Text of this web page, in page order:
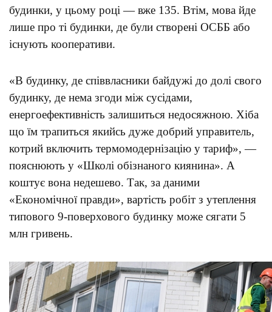
будинки, у цьому році — вже 135. Втім, мова йде
лише про ті будинки, де були створені ОСББ або
існують кооперативи.
«В будинку, де співвласники байдужі до долі свого
будинку, де нема згоди між сусідами,
енергоефективність залишиться недосяжною. Хіба
що їм трапиться якийсь дуже добрий управитель,
котрий включить термомодернізацію у тариф», —
пояснюють у «Школі обізнаного киянина». А
коштує вона недешево. Так, за даними
«Економічної правди», вартість робіт з утеплення
типового 9-поверхового будинку може сягати 5
млн гривень.